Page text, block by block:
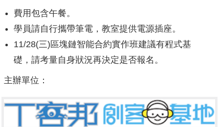
費用包含午餐。
學員請自行攜帶筆電，教室提供電源插座。
11/28(三)區塊鏈智能合約實作班建議有程式基
礎，請考量自身狀況再決定是否報名。
主辦單位：